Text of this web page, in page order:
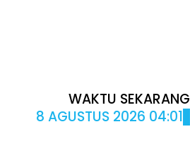
WAKTU SEKARANG
8 AGUSTUS 2026 04:01